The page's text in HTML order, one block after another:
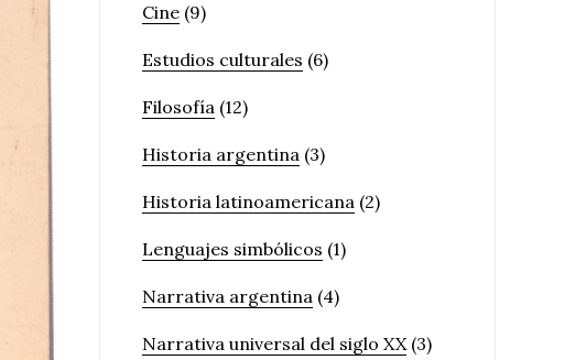
Cine (9)
Estudios culturales (6)
Filosofía (12)
Historia argentina (3)
Historia latinoamericana (2)
Lenguajes simbólicos (1)
Narrativa argentina (4)
Narrativa universal del siglo XX(3)